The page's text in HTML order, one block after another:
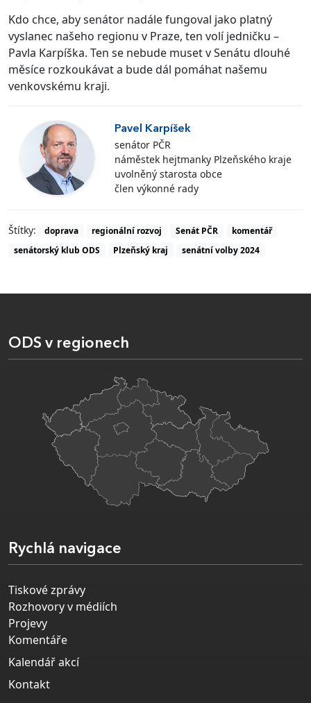
Kdo chce, aby senátor nadále fungoval jako platný
vyslanec našeho regionu v Praze, ten volí jedničku –
Pavla Karpíška. Ten se nebude muset v Senátu dlouhé
měsíce rozkoukávat a bude dál pomáhat našemu
venkovskému kraji.
Pavel Karpíšek
senátor PČR
náměstek hejtmanky Plzeňského kraje
uvolněný starosta obce
člen výkonné rady
Štítky: doprava regionální rozvoj Senát PČR
komentář
senátorský klub ODS
Plzeňský kraj senátní volby 2024
ODS v regionech
Rychlá navigace
Tiskové zprávy
Rozhovory v médiích
Projevy
Komentáře
Kalendář akcí
Kontakt